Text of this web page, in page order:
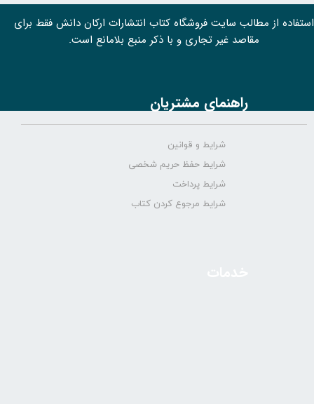
استفاده از مطالب سايت فروشگاه کتاب انتشارات ارکان دانش فقط برای
مقاصد غیر تجاری و با ذکر منبع بلامانع است.
راهنمای مشتریان
شرایط و قوانین
شرایط حفظ حریم شخصی
شرایط پرداخت
شرایط مرجوع کردن کتاب